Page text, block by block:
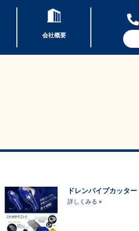
会社概要
ドレンパイプカッター
詳しくみる »